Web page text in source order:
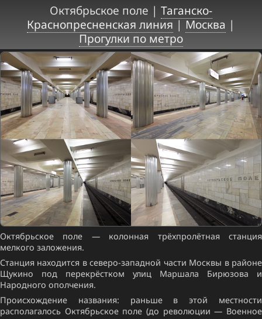
Октябрьское поле | Таганско-
Краснопресненская линия|Москва |
Прогулки по метро
Октябрьское поле — колонная трёхпролётная станция
мелкого заложения.
Станция находится в северо-западной части Москвы в районе
Щукино под перекрёстком улиц Маршала Бирюзова и
Народного ополчения.
Происхождение названия: раньше в этой местности
располагалось Октябрьское поле (до революции — Военное